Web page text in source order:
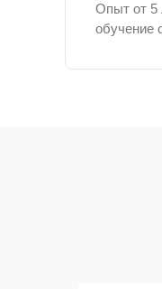
Опыт от 5
обучение